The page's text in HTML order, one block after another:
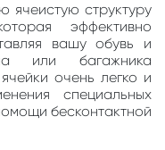
ячеистую структуру
эффективно
вашу обувь и
или багажника
очень легко и
специальных
бесконтактной